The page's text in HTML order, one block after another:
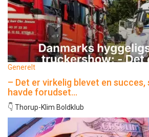
Generelt
– Det er virkelig blevet en succes,
havde forudset…
👇 Thorup-Klim Boldklub